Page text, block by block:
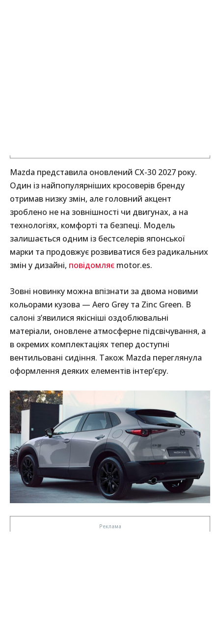
Mazda представила оновлений CX-30 2027 року.
Один із найпопулярніших кросоверів бренду
отримав низку змін, але головний акцент
зроблено не на зовнішності чи двигунах, а на
технологіях, комфорті та безпеці. Модель
залишається одним із бестселерів японської
марки та продовжує розвиватися без радикальних
змін у дизайні, повідомляє motor.es.
Зовні новинку можна впізнати за двома новими
кольорами кузова — Aero Grey та Zinc Green. В
салоні з’явилися якісніші оздоблювальні
матеріали, оновлене атмосферне підсвічування, а
в окремих комплектаціях тепер доступні
вентильовані сидіння. Також Mazda переглянула
оформлення деяких елементів інтер’єру.